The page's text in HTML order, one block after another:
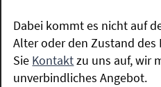
Dabei kommt es nicht auf
Alter oder den Zustand des
Sie Kontaktzu uns auf, wir
unverbindliches Angebot.